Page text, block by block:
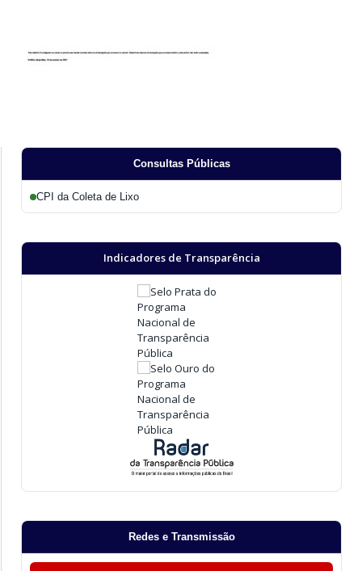
Consultas Públicas
CPI da Coleta de Lixo
Indicadores de Transparência
Redes e Transmissão